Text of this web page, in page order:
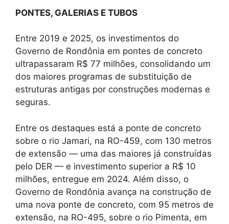
PONTES, GALERIAS E TUBOS
Entre 2019 e 2025, os investimentos do
Governo de Rondônia em pontes de concreto
ultrapassaram R$ 77 milhões, consolidando um
dos maiores programas de substituição de
estruturas antigas por construções modernas e
seguras.
Entre os destaques está a ponte de concreto
sobre o rio Jamari, na RO-459, com 130 metros
de extensão — uma das maiores já construídas
pelo DER — e investimento superior a R$ 10
milhões, entregue em 2024. Além disso, o
Governo de Rondônia avança na construção de
uma nova ponte de concreto, com 95 metros de
extensão, na RO-495, sobre o rio Pimenta, em